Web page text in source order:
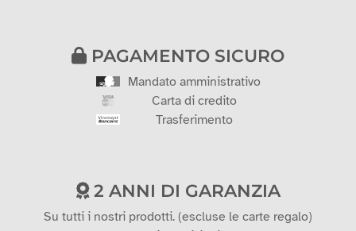
PAGAMENTO SICURO
Mandato amministrativo
Carta di credito
Trasferimento
2 ANNI DI GARANZIA
Su tutti i nostri prodotti. (escluse le carte regalo)